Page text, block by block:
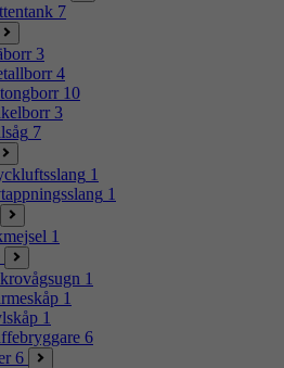
7
3
4
10
3
7
1
1
1
1
1
1
6
6